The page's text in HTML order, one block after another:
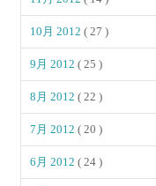
10月 2012( 27 )
9月 2012( 25 )
8月 2012( 22 )
7月 2012( 20 )
6月 2012( 24 )